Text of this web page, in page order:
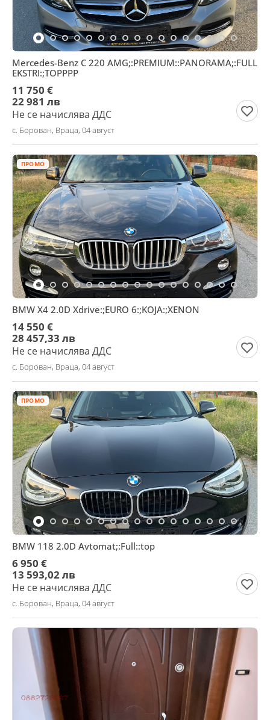
Mercedes-Benz C 220 AMG;:PREMIUM::PANORAMA;:FULL
EKSTRI:;TOPPPP
11 750 €
22 981 лв
Не се начислява ДДС
с. Борован, Враца, 04 август
ПРОМО
BMW X4 2.0D Xdrive:;EURO 6:;KOJA:;XENON
14 550 €
28 457,33 лв
Не се начислява ДДС
с. Борован, Враца, 04 август
ПРОМО
BMW 118 2.0D Avtomat;:Full::top
6 950 €
13 593,02 лв
Не се начислява ДДС
с. Борован, Враца, 04 август